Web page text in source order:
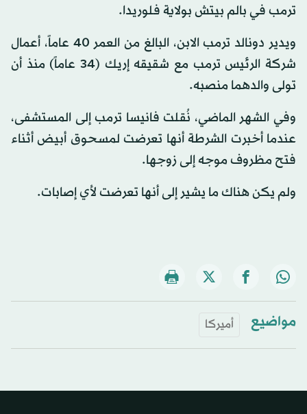
ترمب في بالم بيتش بولاية فلوريدا.
ويدير دونالد ترمب الابن، البالغ من العمر 40 عاماً، أعمال
شركة الرئيس ترمب مع شقيقه إريك (34 عاماً) منذ أن
تولى والدهما منصبه.
وفي الشهر الماضي، نُقلت فانيسا ترمب إلى المستشفى،
عندما أخبرت الشرطة أنها تعرضت لمسحوق أبيض أثناء
فتح مظروف موجه إلى زوجها.
ولم يكن هناك ما يشير إلى أنها تعرضت لأي إصابات.
مواضيع أميركا